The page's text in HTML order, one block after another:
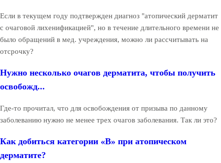
Если в текущем году подтвержден диагноз "атопический дерматит
с очаговой лихенификацией", но в течение длительного времени не
было обращений в мед. учреждения, можно ли рассчитывать на
отсрочку?
Нужно несколько очагов дерматита, чтобы получить
освобожд...
Где-то прочитал, что для освобождения от призыва по данному
заболеванию нужно не менее трех очагов заболевания. Так ли это?
Как добиться категории «В» при атопическом
дерматите?